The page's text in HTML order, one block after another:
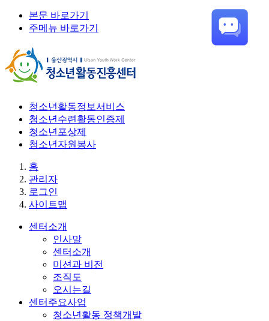
본문 바로가기
주메뉴 바로가기
청소년활동정보서비스
청소년수련활동인증제
청소년포상제
청소년자원봉사
홈
관리자
로그인
사이트맵
센터소개
인사말
센터소개
미션과 비전
조직도
오시는길
센터주요사업
청소년활동 정책개발